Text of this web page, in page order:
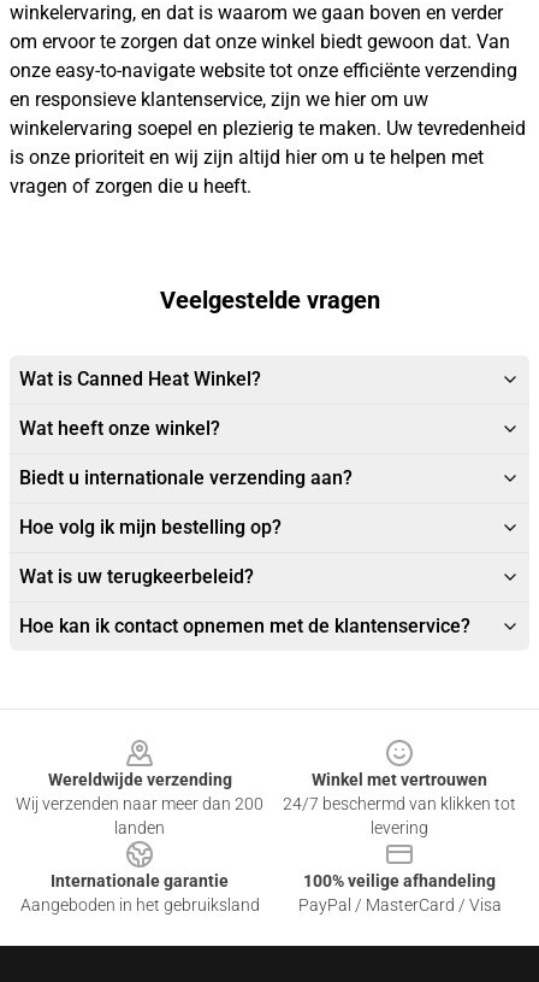
winkelervaring, en dat is waarom we gaan boven en verder
om ervoor te zorgen dat onze winkel biedt gewoon dat. Van
onze easy-to-navigate website tot onze efficiënte verzending
en responsieve klantenservice, zijn we hier om uw
winkelervaring soepel en plezierig te maken. Uw tevredenheid
is onze prioriteit en wij zijn altijd hier om u te helpen met
vragen of zorgen die u heeft.
Veelgestelde vragen
Wat is Canned Heat Winkel?
Wat heeft onze winkel?
Biedt u internationale verzending aan?
Hoe volg ik mijn bestelling op?
Wat is uw terugkeerbeleid?
Hoe kan ik contact opnemen met de klantenservice?
Wereldwijde verzending
Wij verzenden naar meer dan 200
landen
Winkel met vertrouwen
24/7 beschermd van klikken tot
levering
Internationale garantie
Aangeboden in het gebruiksland
100% veilige afhandeling
PayPal / MasterCard / Visa